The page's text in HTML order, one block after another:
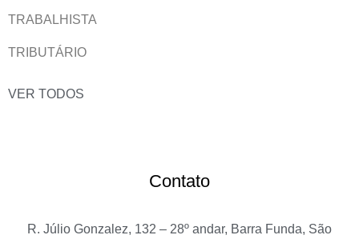
TRABALHISTA
TRIBUTÁRIO
VER TODOS
Contato
R. Júlio Gonzalez, 132 – 28º andar, Barra Funda, São